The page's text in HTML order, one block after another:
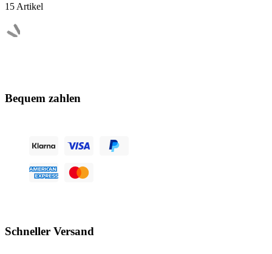
15 Artikel
Bequem zahlen
Schneller Versand